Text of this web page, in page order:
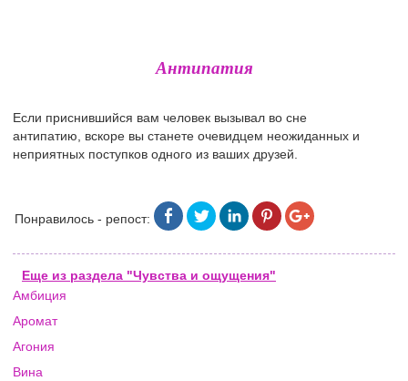
Антипатия
Если приснившийся вам человек вызывал во сне
антипатию, вскоре вы станете очевидцем неожиданных и
неприятных поступков одного из ваших друзей.
Понравилось - репост:
Еще из раздела "Чувства и ощущения"
Амбиция
Аромат
Агония
Вина